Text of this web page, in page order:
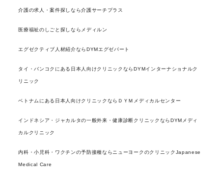
介護の求人・案件探しなら介護サーチプラス
医療福祉のしごと探しならメディルン
エグゼクティブ人材紹介ならDYMエグゼパート
タイ・バンコクにある日本人向けクリニックならDYMインターナショナルク
リニック
ベトナムにある日本人向けクリニックならＤＹＭメディカルセンター
インドネシア・ジャカルタの一般外来・健康診断クリニックならDYMメディ
カルクリニック
内科・小児科・ワクチンの予防接種ならニューヨークのクリニックJapanese
Medical Care